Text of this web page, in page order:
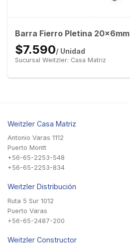
Barra Fierro Pletina 20x6mm
$7.590/ Unidad
Sucursal Weitzler: Casa Matriz
Weitzler Casa Matriz
Antonio Varas 1112
Puerto Montt
+56-65-2253-548
+56-65-2253-834
Weitzler Distribución
Ruta 5 Sur 1012
Puerto Varas
+56-65-2487-200
Weitzler Constructor